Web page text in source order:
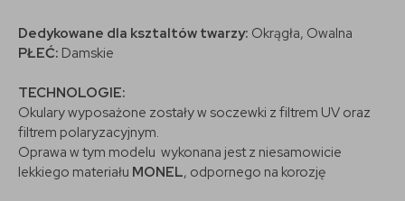
Dedykowane dla ksztaltów twarzy: Okrągła, Owalna
PŁEĆ: Damskie
TECHNOLOGIE:
Okulary wyposażone zostały w soczewki z filtrem UV oraz
filtrem polaryzacyjnym.
Oprawa w tym modelu wykonana jest z niesamowicie
lekkiego materiału MONEL, odpornego na korozję